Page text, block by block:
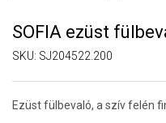
SOFIA ezüst
SKU: SJ204522.200
Ezüst fülbevaló, a szív felén